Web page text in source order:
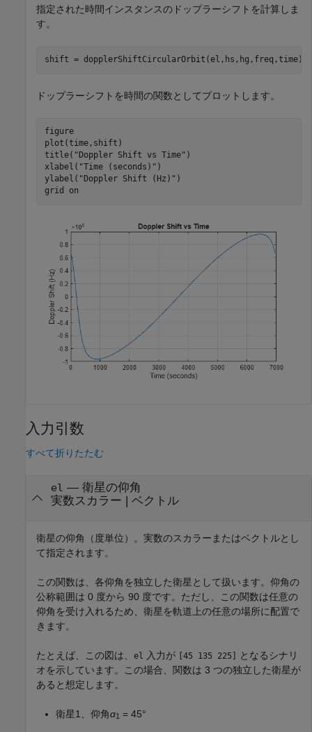
指定された時間インスタンスのドップラーシフトを計算しま
す。
shift = dopplerShiftCircularOrbit(el,hs,hg,freq,time);
ドップラーシフトを時間の関数としてプロットします。
figure
plot(time,shift)
title( "Doppler Shift vs Time" )
xlabel( "Time (seconds)" )
ylabel( "Doppler Shift (Hz)" )
grid
on
入力引数
すべて折りたたむ
el — 衛星の仰角
実数スカラー
ベクトル
衛星の仰角（度単位）。実数のスカラーまたはベクトルとし
て指定されます。
この関数は、各仰角を独立した衛星として扱います。仰角の
公称範囲は 0 度から 90 度です。ただし、この関数は任意の
仰角を受け入れるため、衛星を軌道上の任意の場所に配置で
きます。
たとえば、この図は、 el 入力が [45 135 225]
となるシナリ
オを示しています。この場合、関数は 3 つの独立した衛星が
あると想定します。
衛星1、仰角α1 = 45°